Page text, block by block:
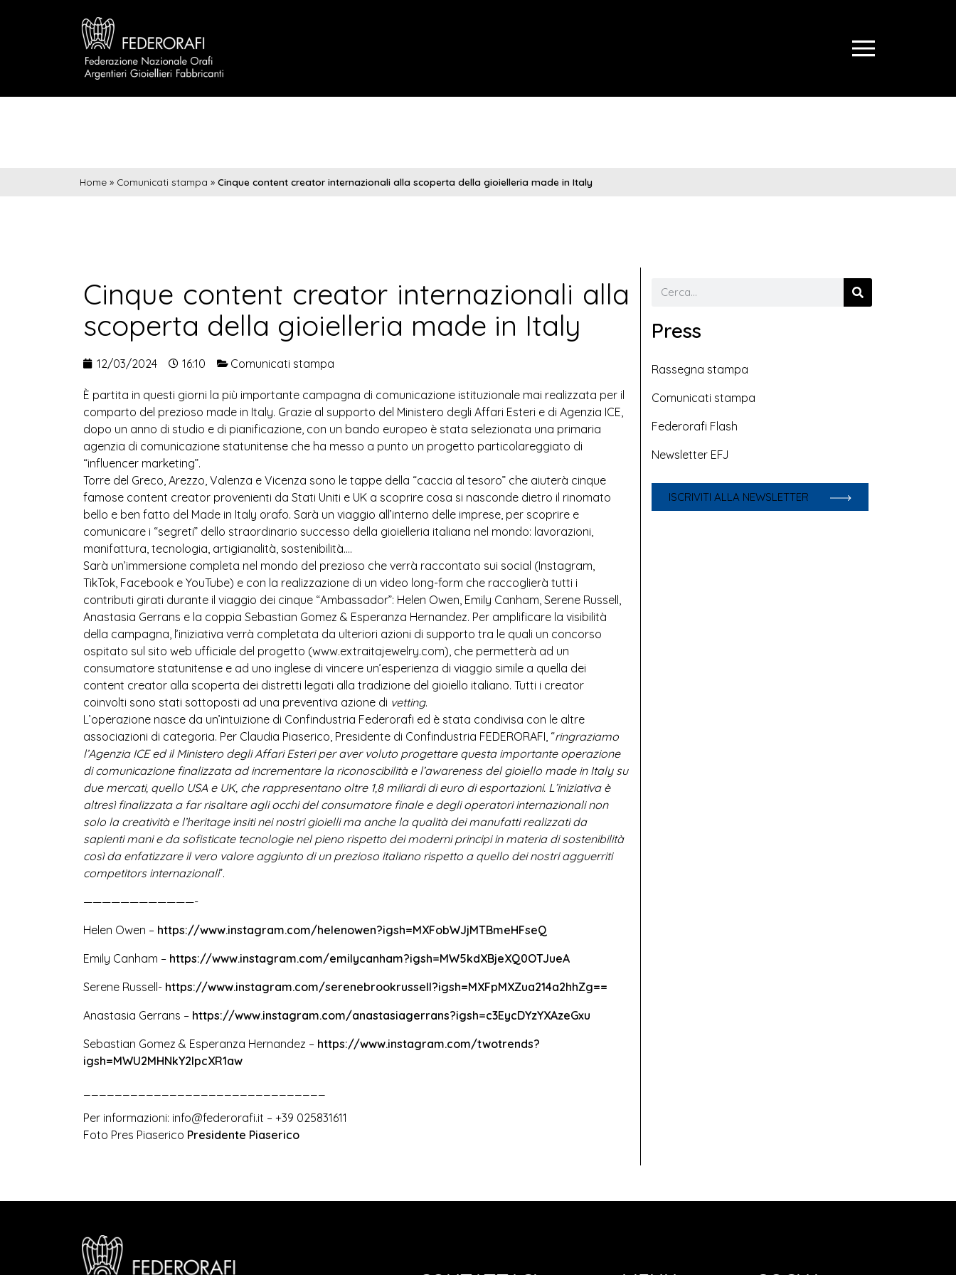
Home » Comunicati stampa » Cinque content creator internazionali alla scoperta della gioielleria made in Italy
Cinque content creator internazionali alla
scoperta della gioielleria made in Italy
12/03/2024 16:10 Comunicati stampa
È partita in questi giorni la più importante campagna di comunicazione istituzionale mai realizzata per il
comparto del prezioso made in Italy. Grazie al supporto del Ministero degli Affari Esteri e di Agenzia ICE,
dopo un anno di studio e di pianificazione, con un bando europeo è stata selezionata una primaria
agenzia di comunicazione statunitense che ha messo a punto un progetto particolareggiato di
“influencer marketing”.
Torre del Greco, Arezzo, Valenza e Vicenza sono le tappe della “caccia al tesoro” che aiuterà cinque
famose content creator provenienti da Stati Uniti e UK a scoprire cosa si nasconde dietro il rinomato
bello e ben fatto del Made in Italy orafo. Sarà un viaggio all’interno delle imprese, per scoprire e
comunicare i “segreti” dello straordinario successo della gioielleria italiana nel mondo: lavorazioni,
manifattura, tecnologia, artigianalità, sostenibilità….
Sarà un’immersione completa nel mondo del prezioso che verrà raccontato sui social (Instagram,
TikTok, Facebook e YouTube) e con la realizzazione di un video long-form che raccoglierà tutti i
contributi girati durante il viaggio dei cinque “Ambassador”: Helen Owen, Emily Canham, Serene Russell,
Anastasia Gerrans e la coppia Sebastian Gomez & Esperanza Hernandez. Per amplificare la visibilità
della campagna, l’iniziativa verrà completata da ulteriori azioni di supporto tra le quali un concorso
ospitato sul sito web ufficiale del progetto (www.extraitajewelry.com), che permetterà ad un
consumatore statunitense e ad uno inglese di vincere un’esperienza di viaggio simile a quella dei
content creator alla scoperta dei distretti legati alla tradizione del gioiello italiano. Tutti i creator
coinvolti sono stati sottoposti ad una preventiva azione di vetting.
L’operazione nasce da un’intuizione di Confindustria Federorafi ed è stata condivisa con le altre
associazioni di categoria. Per Claudia Piaserico, Presidente di Confindustria FEDERORAFI, “ringraziamo
l’Agenzia ICE ed il Ministero degli Affari Esteri per aver voluto progettare questa importante operazione
di comunicazione finalizzata ad incrementare la riconoscibilità e l’awareness del gioiello made in Italy su
due mercati, quello USA e UK, che rappresentano oltre 1,8 miliardi di euro di esportazioni. L’iniziativa è
altresì finalizzata a far risaltare agli occhi del consumatore finale e degli operatori internazionali non
solo la creatività e l’heritage insiti nei nostri gioielli ma anche la qualità dei manufatti realizzati da
sapienti mani e da sofisticate tecnologie nel pieno rispetto dei moderni principi in materia di sostenibilità
così da enfatizzare il vero valore aggiunto di un prezioso italiano rispetto a quello dei nostri agguerriti
competitors internazionali”.
————————————-
Helen Owen – https://www.instagram.com/helenowen?igsh=MXFobWJjMTBmeHFseQ
Emily Canham – https://www.instagram.com/emilycanham?igsh=MW5kdXBjeXQ0OTJueA
Serene Russell- https://www.instagram.com/serenebrookrussell?igsh=MXFpMXZua214a2hhZg==
Anastasia Gerrans – https://www.instagram.com/anastasiagerrans?igsh=c3EycDYzYXAzeGxu
Sebastian Gomez & Esperanza Hernandez – https://www.instagram.com/twotrends?
igsh=MWU2MHNkY2lpcXR1aw
Per informazioni: info@federorafi.it – +39 025831611
Foto Pres Piaserico Presidente Piaserico
Press
Rassegna stampa
Comunicati stampa
Federorafi Flash
Newsletter EFJ
ISCRIVITI ALLA NEWSLETTER